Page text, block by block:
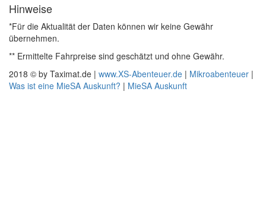
Hinweise
*Für die Aktualität der Daten können wir keine Gewähr
übernehmen.
** Ermittelte Fahrpreise sind geschätzt und ohne Gewähr.
2018 © by Taximat.de | www.XS-Abenteuer.de | Mikroabenteuer |
Was ist eine MieSA Auskunft? | MieSA Auskunft